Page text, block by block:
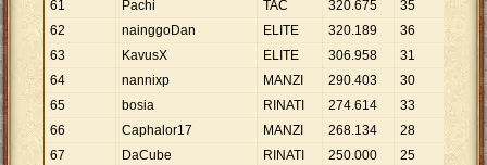
61
Pachi TAC 320.675 35 9
62
nainggoDan ELITE 320.189 36 8
63
KavusX ELITE 306.958 31
64
nannixp MANZI 290.403 30 9.
65
bosia RINATI 274.614 33
66
Caphalor17 MANZI 268.134 28 9
67
DaCube RINATI 250.000 25